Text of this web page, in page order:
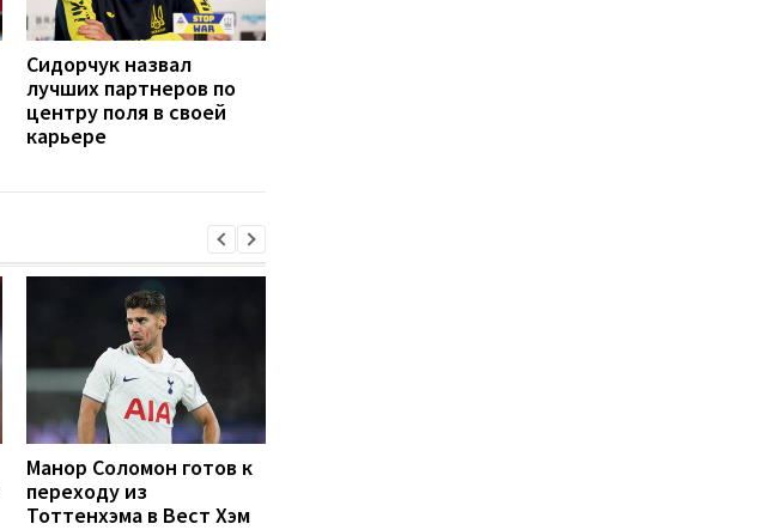
Cидорчук назвал
лучших партнеров по
центру поля в своей
карьере
Манор Соломон готов к
переходу из
Тоттенхэма в Вест Хэм